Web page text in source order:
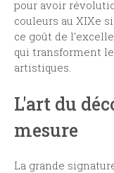
pour avoir
couleurs au XIXe
ce goût de
qui transforment
artistiques.
L'art du
mesure
La grande